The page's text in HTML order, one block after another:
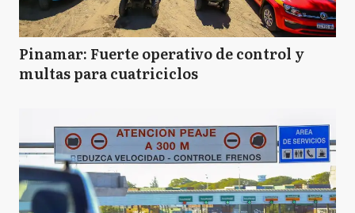
Pinamar: Fuerte operativo de control y
multas para cuatriciclos